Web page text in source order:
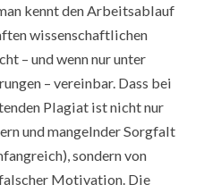
kennt den Arbeitsablauf
wissenschaftlichen
– und wenn nur unter
– vereinbar. Dass bei
Plagiat ist nicht nur
und mangelnder Sorgfalt
sondern von
Motivation. Die